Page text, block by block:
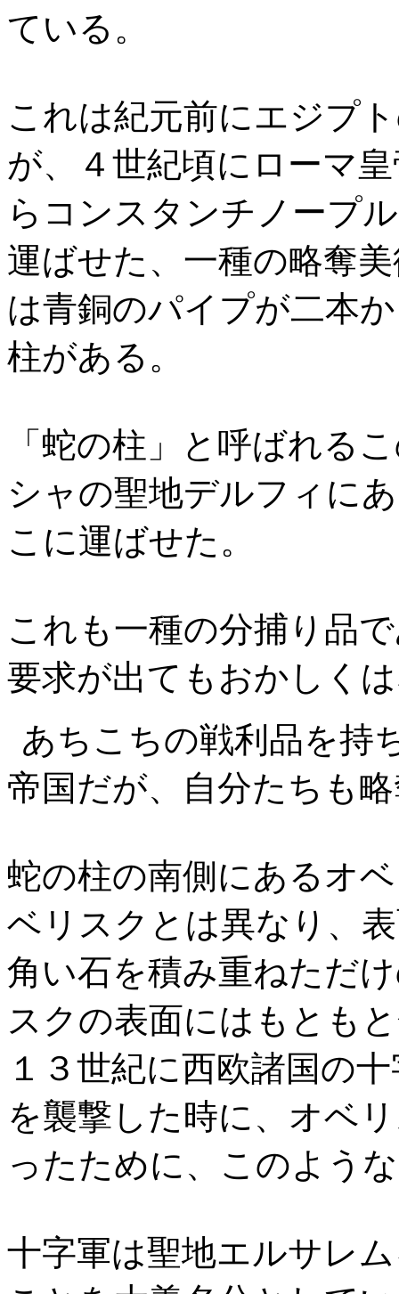
ている。
これは紀元前にエジプ
が、４世紀頃にローマ
らコンスタンチノープ
運ばせた、一種の略奪
は青銅のパイプが二本
柱がある。
「蛇の柱」と呼ばれる
シャの聖地デルフィに
こに運ばせた。
これも一種の分捕り品
要求が出てもおかしく
あちこちの戦利品を持
帝国だが、自分たちも
蛇の柱の南側にあるオ
ベリスクとは異なり、
角い石を積み重ねただ
スクの表面にはもとも
１３世紀に西欧諸国の
を襲撃した時に、オベ
ったために、このよう
十字軍は聖地エルサレ